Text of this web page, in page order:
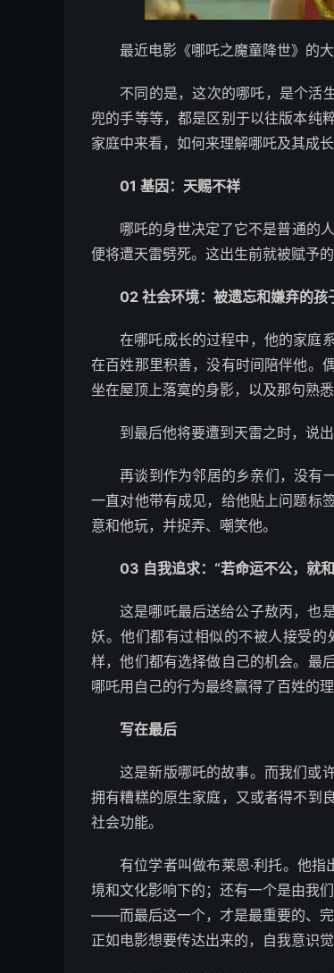
最近电影《哪吒之魔童降世》的
不同的是，这次的哪吒，是个活
兜的手等等，都是区别于以往版本纯
家庭中来看，如何来理解哪吒及其成长
01 基因：天赐不祥
哪吒的身世决定了它不是普通的
便将遭天雷劈死。这出生前就被赋予
02 社会环境：被遗忘和嫌弃的孩
在哪吒成长的过程中，他的家庭
在百姓那里积善，没有时间陪伴他。
坐在屋顶上落寞的身影，以及那句熟
到最后他将要遭到天雷之时，说
再谈到作为邻居的乡亲们，没有
一直对他带有成见，给他贴上问题标
意和他玩，并捉弄、嘲笑他。
03 自我追求：“若命运不公，就
这是哪吒最后送给公子敖丙，也
妖。他们都有过相似的不被人接受
样，他们都有选择做自己的机会。最
哪吒用自己的行为最终赢得了百姓的理
写在最后
这是新版哪吒的故事。而我们或
拥有糟糕的原生家庭，又或者得不到
社会功能。
有位学者叫做布莱恩·利托。他
境和文化影响下的；还有一个是由我
——而最后这一个，才是最重要的、完
正如电影想要传达出来的，自我意识